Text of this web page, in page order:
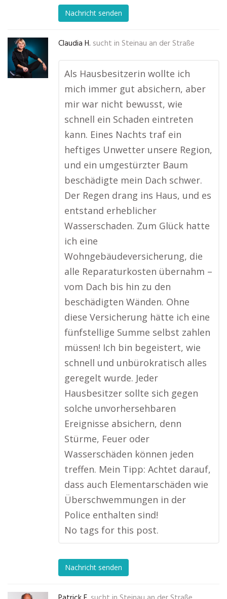
Nachricht senden
Claudia H. sucht in Steinau an der Straße
Als Hausbesitzerin wollte ich
mich immer gut absichern, aber
mir war nicht bewusst, wie
schnell ein Schaden eintreten
kann. Eines Nachts traf ein
heftiges Unwetter unsere Region,
und ein umgestürzter Baum
beschädigte mein Dach schwer.
Der Regen drang ins Haus, und es
entstand erheblicher
Wasserschaden. Zum Glück hatte
ich eine
Wohngebäudeversicherung, die
alle Reparaturkosten übernahm –
vom Dach bis hin zu den
beschädigten Wänden. Ohne
diese Versicherung hätte ich eine
fünfstellige Summe selbst zahlen
müssen! Ich bin begeistert, wie
schnell und unbürokratisch alles
geregelt wurde. Jeder
Hausbesitzer sollte sich gegen
solche unvorhersehbaren
Ereignisse absichern, denn
Stürme, Feuer oder
Wasserschäden können jeden
treffen. Mein Tipp: Achtet darauf,
dass auch Elementarschäden wie
Überschwemmungen in der
Police enthalten sind!
No tags for this post.
Nachricht senden